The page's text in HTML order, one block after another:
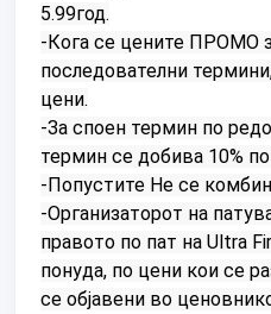
5.99год.
-Кога се цените ПРОМО
последователни
цени.
-За споен термин по
термин се добива 10%
-Попустите Не се
-Организаторот на
правото по пат на Ultra
понуда, по цени кои се
се објавени во